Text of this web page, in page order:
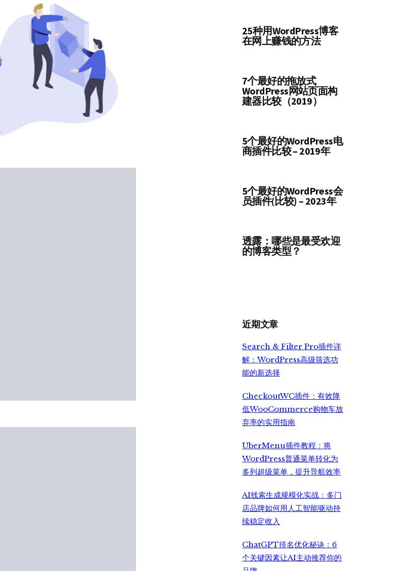
25种用WordPress博客
在网上赚钱的方法
7个最好的拖放式
WordPress网站页面构
建器比较（2019）
5个最好的WordPress电
商插件比较 – 2019年
5个最好的WordPress会
员插件(比较) – 2023年
透露：哪些是最受欢迎
的博客类型？
近期文章
Search & Filter Pro插件详
解：WordPress高级筛选功
能的新选择
CheckoutWC插件：有效降
低WooCommerce购物车放
弃率的实用指南
UberMenu插件教程：将
WordPress普通菜单转化为
多列超级菜单，提升导航效率
AI线索生成规模化实战：多门
店品牌如何用人工智能驱动持
续稳定收入
ChatGPT排名优化秘诀：6
个关键因素让AI主动推荐你的